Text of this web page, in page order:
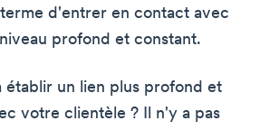
d'entrer en contact avec
profond et constant.
établir un lien plus profond et
votre clientèle ? Il n'y a pas